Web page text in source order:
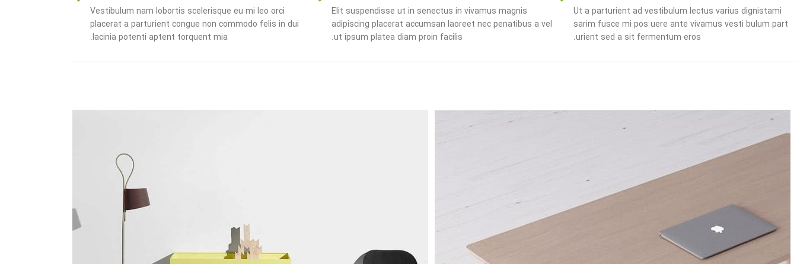
Ut a parturient ad vestibulum lectus varius dignistami
sarim fusce mi pos uere ante vivamus vesti bulum part
urient sed a sit fermentum eros.
Elit suspendisse ut in senectus in vivamus magnis
adipiscing placerat accumsan laoreet nec penatibus a vel
ut ipsum platea diam proin facilis.
Vestibulum nam lobortis scelerisque eu mi leo orci
placerat a parturient congue non commodo felis in dui
lacinia potenti aptent torquent mia.